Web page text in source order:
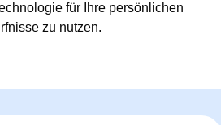
für Ihre persönlichen
zu nutzen.